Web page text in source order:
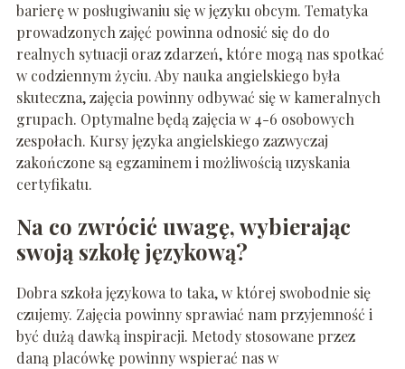
barierę w posługiwaniu się w języku obcym. Tematyka
prowadzonych zajęć powinna odnosić się do do
realnych sytuacji oraz zdarzeń, które mogą nas spotkać
w codziennym życiu. Aby nauka angielskiego była
skuteczna, zajęcia powinny odbywać się w kameralnych
grupach. Optymalne będą zajęcia w 4-6 osobowych
zespołach. Kursy języka angielskiego zazwyczaj
zakończone są egzaminem i możliwością uzyskania
certyfikatu.
Na co zwrócić uwagę, wybierając
swoją szkołę językową?
Dobra szkoła językowa to taka, w której swobodnie się
czujemy. Zajęcia powinny sprawiać nam przyjemność i
być dużą dawką inspiracji. Metody stosowane przez
daną placówkę powinny wspierać nas w